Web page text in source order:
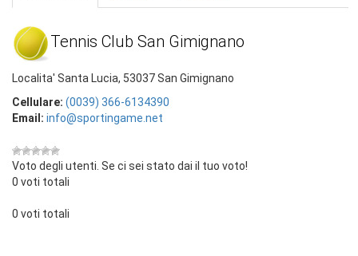
Tennis Club San Gimignano
Localita' Santa Lucia, 53037 San Gimignano
Cellulare: (0039) 366-6134390
Email: info@sportingame.net
Voto degli utenti. Se ci sei stato dai il tuo voto!
0 voti totali
0 voti totali